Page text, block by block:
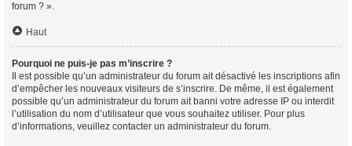
forum ? ».
Haut
Pourquoi ne puis-je pas m’inscrire ?
Il est possible qu’un administrateur du forum ait désactivé les inscriptions afin
d’empêcher les nouveaux visiteurs de s’inscrire. De même, il est également
possible qu’un administrateur du forum ait banni votre adresse IP ou interdit
l’utilisation du nom d’utilisateur que vous souhaitez utiliser. Pour plus
d’informations, veuillez contacter un administrateur du forum.